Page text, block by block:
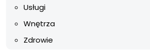
Usługi
Wnętrza
Zdrowie